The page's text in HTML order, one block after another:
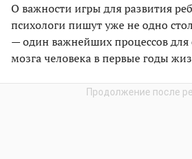
О важности игры для развития
психологи пишут уже не одно
— один важнейших процессов
мозга человека в первые годы